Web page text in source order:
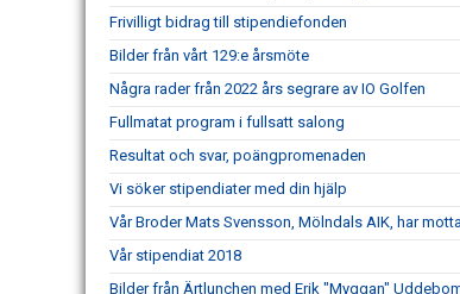
Frivilligt bidrag till stipendiefonden
Bilder från vårt 129:e årsmöte
Några rader från 2022 års segrare av IO Golfen
Fullmatat program i fullsatt salong
Resultat och svar, poängpromenaden
Vi söker stipendiater med din hjälp
Vår Broder Mats Svensson, Mölndals AIK, har
Vår stipendiat 2018
Bilder från Ärtlunchen med Erik "Myggan"